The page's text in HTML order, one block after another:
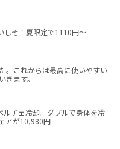
しそ！夏限定で1110円～
。これからは最高に使いやすい
きます。
ルチェ冷却。ダブルで身体を冷
アが10,980円